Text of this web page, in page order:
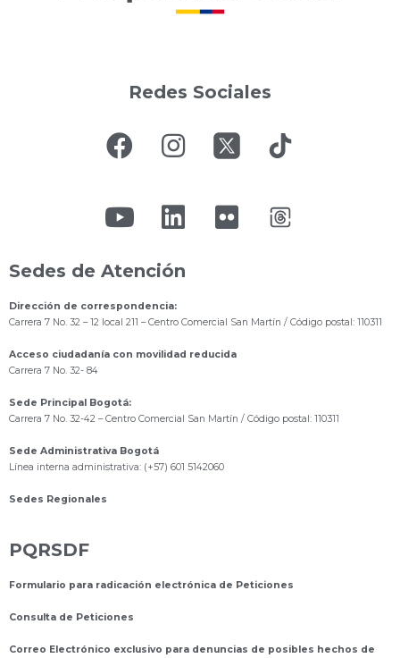
Redes Sociales
Sedes de Atención
Dirección de correspondencia:
Carrera 7 No. 32 – 12 local 211 – Centro Comercial San Martín / Código postal: 110311
Acceso ciudadanía con movilidad reducida
Carrera 7 No. 32- 84
Sede Principal Bogotá:
Carrera 7 No. 32-42 – Centro Comercial San Martín / Código postal: 110311
Sede Administrativa Bogotá
Línea interna administrativa: (+57) 601 5142060
Sedes Regionales
PQRSDF
Formulario para radicación electrónica de Peticiones
Consulta de Peticiones
Correo Electrónico exclusivo para denuncias de posibles hechos de